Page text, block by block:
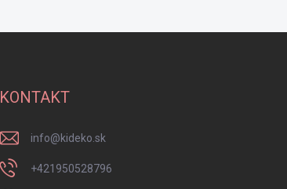
KONTAKT
info@kideko.sk
+421950528796